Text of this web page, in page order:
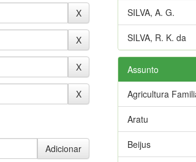
SILVA, A. G.
SILVA, R. K. da
Assunto
Agricultura
Aratu
Beijus